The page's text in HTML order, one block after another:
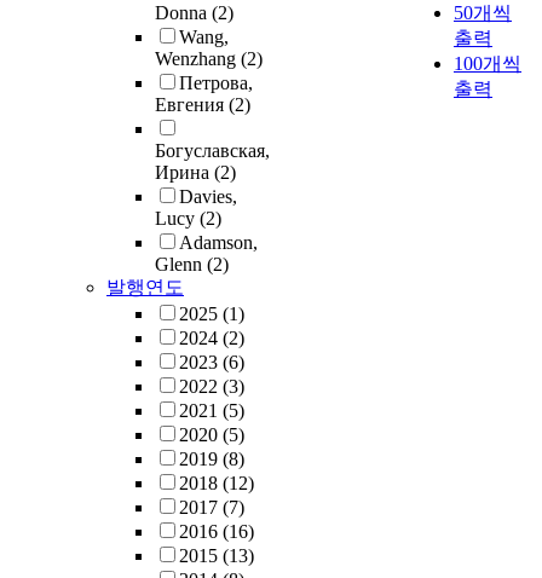
Donna (2)
Wang,
Wenzhang (2)
Петрова,
Евгения (2)
Богуславская,
Ирина (2)
Davies,
Lucy (2)
Adamson,
Glenn (2)
발행연도
2025 (1)
2024 (2)
2023 (6)
2022 (3)
2021 (5)
2020 (5)
2019 (8)
2018 (12)
2017 (7)
2016 (16)
2015 (13)
50개씩
출력
100개씩
출력